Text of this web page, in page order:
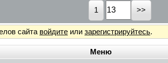
1
сайта войдите или зарегистрируйтесь.
Меню